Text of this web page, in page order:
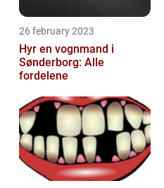
26 february 2023
Hyr en vognmand i
Sønderborg: Alle
fordelene